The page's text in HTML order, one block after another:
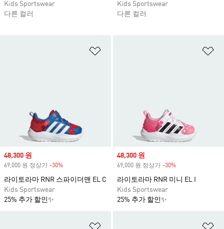
Kids Sportswear
다른 컬러
Kids Sportswear
다른 컬러
Sale price
48,300 원
69,000 원 정상가 -30%
라이토라마 RNR 스파이더맨 EL C
Kids Sportswear
25% 추가 할인✨
Sale price
48,300 원
69,000 원 정상가 -30%
라이토라마 RNR 미니 EL I
Kids Sportswear
25% 추가 할인✨